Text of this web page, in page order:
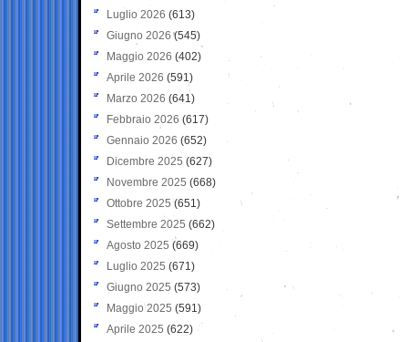
Luglio 2026 (613)
Giugno 2026 (545)
Maggio 2026 (402)
Aprile 2026 (591)
Marzo 2026 (641)
Febbraio 2026 (617)
Gennaio 2026 (652)
Dicembre 2025 (627)
Novembre 2025 (668)
Ottobre 2025 (651)
Settembre 2025 (662)
Agosto 2025 (669)
Luglio 2025 (671)
Giugno 2025 (573)
Maggio 2025 (591)
Aprile 2025 (622)